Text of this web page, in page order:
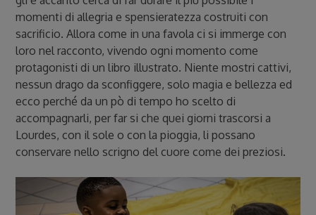
momenti di allegria e spensieratezza costruiti con
sacrificio. Allora come in una favola ci si immerge con
loro nel racconto, vivendo ogni momento come
protagonisti di un libro illustrato. Niente mostri cattivi,
nessun drago da sconfiggere, solo magia e bellezza ed
ecco perché da un pò di tempo ho scelto di
accompagnarli, per far si che quei giorni trascorsi a
Lourdes, con il sole o con la pioggia, li possano
conservare nello scrigno del cuore come dei preziosi.